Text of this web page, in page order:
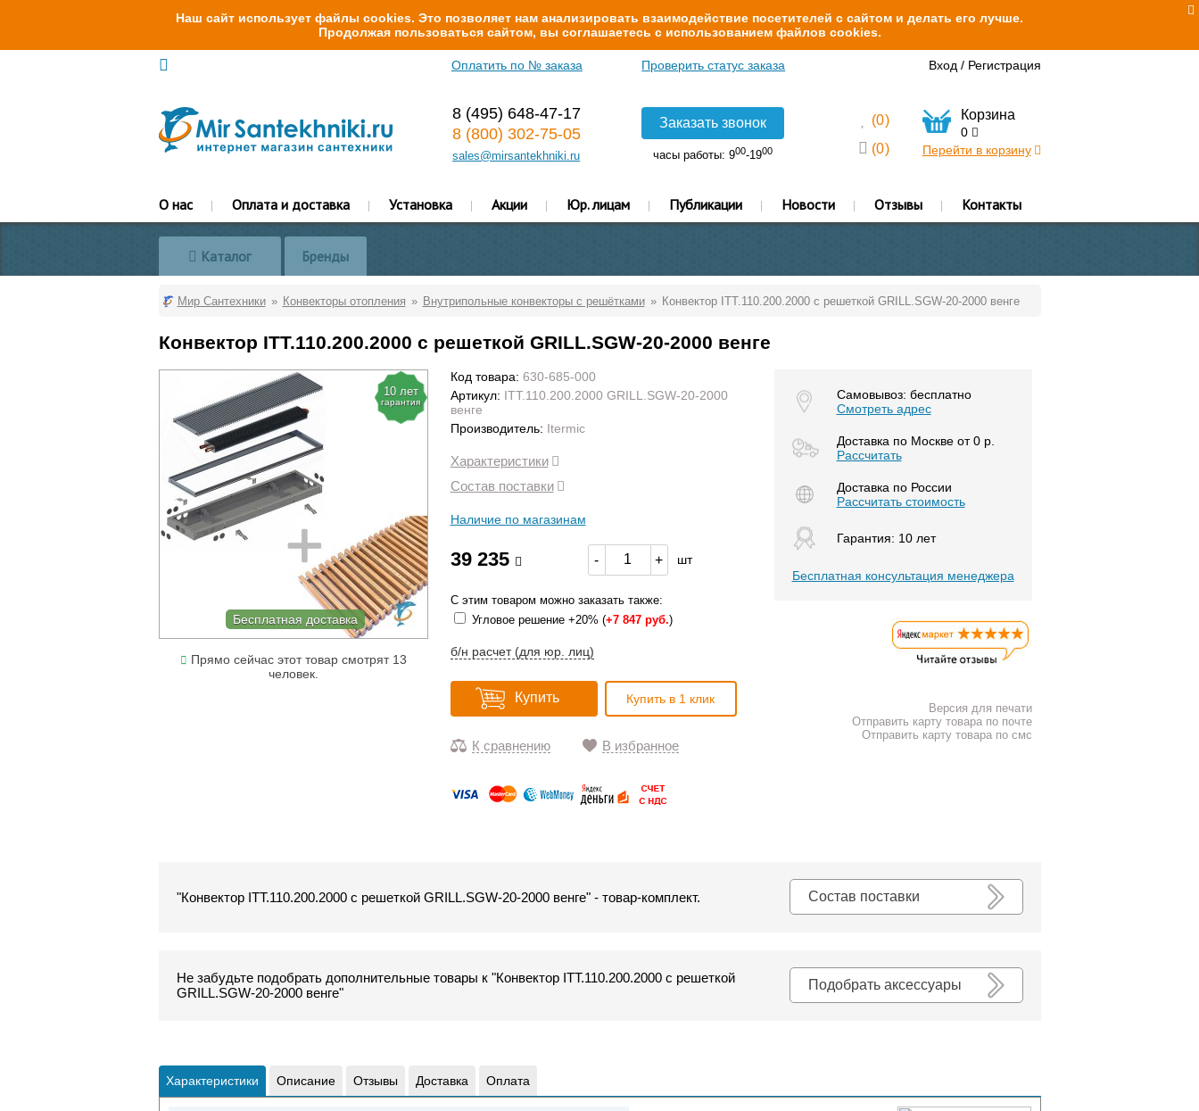
Наш сайт использует файлы cookies. Это позволяет нам анализировать взаимодействие посетителей с сайтом и делать его лучше.
Продолжая пользоваться сайтом, вы соглашаетесь с использованием файлов cookies.
Оплатить по № заказа Проверить статус заказа Вход / Регистрация
8 (495) 648-47-17
8 (800) 302-75-05
sales@mirsantekhniki.ru
Заказать звонок
часы работы: 900-1900
(0)
(0)
Корзина
0
Перейти в корзину
О нас Оплата и доставка Установка Акции Юр. лицам Публикации Новости Отзывы Контакты
Каталог Бренды
Мир Сантехники Конвекторы отопления Внутрипольные конвекторы с решётками Конвектор ITT.110.200.2000 с решеткой GRILL.SGW-20-2000 венге
Конвектор ITT.110.200.2000 с решеткой GRILL.SGW-20-2000 венге
10 лет
гарантия
Бесплатная доставка
Прямо сейчас этот товар смотрят 13
человек.
Код товара: 630-685-000
Артикул: ITT.110.200.2000 GRILL.SGW-20-2000
венге
Производитель: Itermic
Характеристики
Состав поставки
Наличие по магазинам
39 235 - + шт
С этим товаром можно заказать также:
Угловое решение +20% (+7 847 руб.)
б/н расчет (для юр. лиц)
Купить Купить в 1 клик
К сравнению В избранное
Самовывоз: бесплатно
Смотреть адрес
Доставка по Москве от 0 р.
Расcчитать
Доставка по России
Рассчитать стоимость
Гарантия: 10 лет
Бесплатная консультация менеджера
Версия для печати
Отправить карту товара по почте
Отправить карту товара по смс
Состав поставки
"Конвектор ITT.110.200.2000 с решеткой GRILL.SGW-20-2000 венге" - товар-комплект.
Подобрать аксессуары
Не забудьте подобрать дополнительные товары к "Конвектор ITT.110.200.2000 с решеткой
GRILL.SGW-20-2000 венге"
Характеристики Описание Отзывы Доставка Оплата